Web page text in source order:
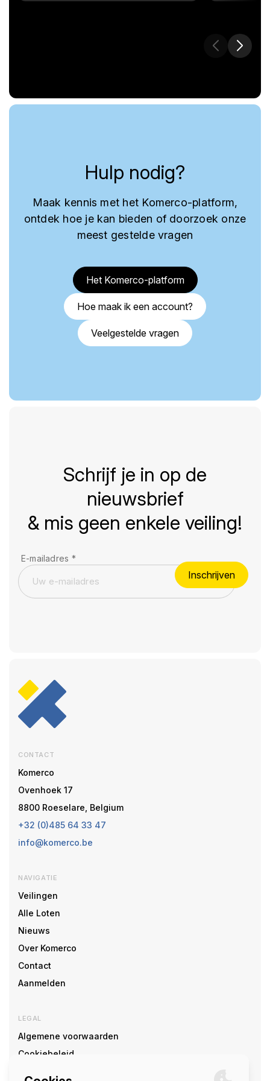
Hulp nodig?
Maak kennis met het Komerco-platform,
ontdek hoe je kan bieden of doorzoek onze
meest gestelde vragen
Het Komerco-platform
Hoe maak ik een account?
Veelgestelde vragen
Schrijf je in op de
nieuwsbrief
& mis geen enkele veiling!
E-mailadres *
Inschrijven
CONTACT
Komerco
Ovenhoek 17
8800 Roeselare, Belgium
+32 (0)485 64 33 47
info@komerco.be
NAVIGATIE
Veilingen
Alle Loten
Nieuws
Over Komerco
Contact
Aanmelden
LEGAL
Algemene voorwaarden
Cookiebeleid